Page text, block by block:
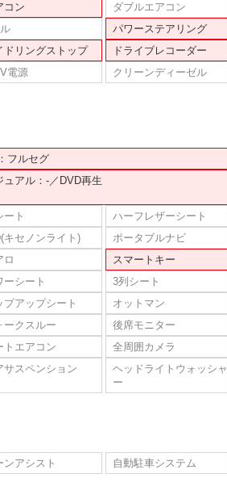
コン
ダブルエアコン
パワーステアリング
ドリングストップ
ドライブレコーダー
電源
クリーンディーゼル
フルセグ
ュアル：-／DVD再生
ート
ハーフレザーシート
キセノンライト)
ポータブルナビ
ロ
スマートキー
ーシート
3列シート
プアップシート
オットマン
ークスルー
後席モニター
トエアコン
全周囲カメラ
サスペンション
ヘッドライトウォッシャ
ー
ンアシスト
自動駐車システム